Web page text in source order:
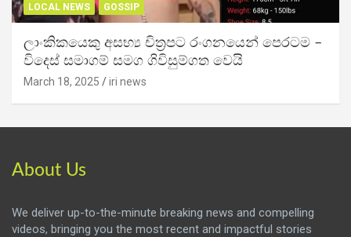
LOCAL NEWS GOSSIP
ලාංකිකයෙකු අසභ්‍ය චිත්‍රපට රංගනයෙන් පෙරටම –
විදෙස් සමාගම් සමග ගිවිසුම්ගත වෙයි
March 18, 2025 iri news
About Us
We deliver up-to-the-minute breaking news and compelling
videos, bringing you the most recent and impactful stories